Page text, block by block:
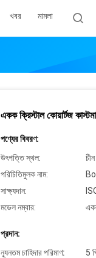
খবর মামলা
একক ক্রিস্টাল কোয়ার্টজ
পণ্যের বিবরণ:
উৎপত্তি স্থল:
চীন
পরিচিতিমুলক নাম:
সাক্ষ্যদান:
মডেল নম্বার:
প্রদান:
ন্যূনতম চাহিদার পরিমাণ:
5